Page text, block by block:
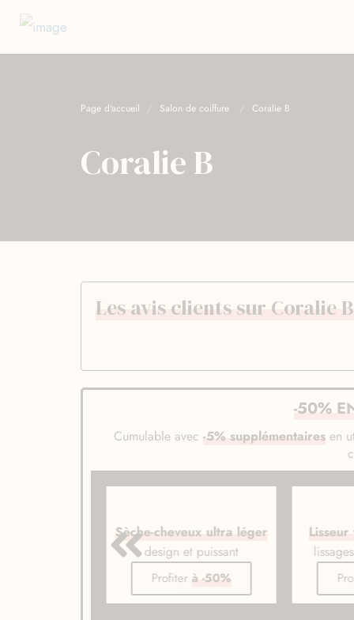
Page d'accueil Salon de coiffure Coralie B
Coralie B
Les avis clients sur Coralie B
-50%
Cumulable avec -5% supplémentairesen
Sèche-cheveux ultra léger
design et puissant
Profiter à -50%